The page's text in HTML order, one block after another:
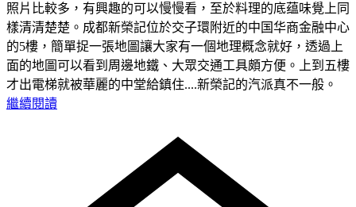
照片比較多，有興趣的可以慢慢看，至於料理的底蕴味覺上同
樣清清楚楚。 成都新榮記位於交子環附近的中国华商金融中心
的5樓，簡單捉一張地圖讓大家有一個地理概念就好，透過上
面的地圖可以看到周邊地鐵、大眾交通工具頗方便。
上到五樓
才出電梯就被華麗的中堂給鎮住....新榮記的汽派真不一般。
繼續閱讀